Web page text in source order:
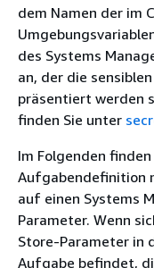
dem Namen der im
des Systems
an, der die
präsentiert werden
finden Sie unter
Im Folgenden
Aufgabendefinition
auf einen Systems
Parameter. Wenn
Store-Parameter in
Aufgabe befindet,